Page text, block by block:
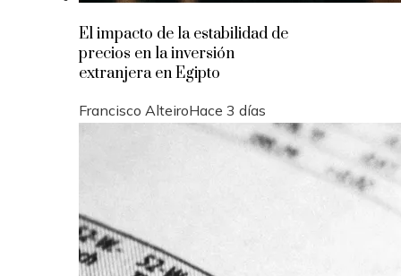
El impacto de la estabilidad de
precios en la inversión
extranjera en Egipto
Francisco AlteiroHace 3 días